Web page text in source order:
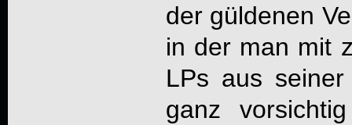
der güldenen
in der man mit
LPs aus seiner
ganz